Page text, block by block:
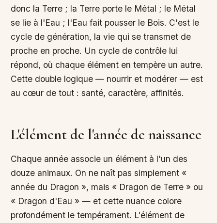
donc la Terre ; la Terre porte le Métal ; le Métal
se lie à l'Eau ; l'Eau fait pousser le Bois. C'est le
cycle de génération, la vie qui se transmet de
proche en proche. Un cycle de contrôle lui
répond, où chaque élément en tempère un autre.
Cette double logique — nourrir et modérer — est
au cœur de tout : santé, caractère, affinités.
L'élément de l'année de naissance
Chaque année associe un élément à l'un des
douze animaux. On ne naît pas simplement «
année du Dragon », mais « Dragon de Terre » ou
« Dragon d'Eau » — et cette nuance colore
profondément le tempérament. L'élément de